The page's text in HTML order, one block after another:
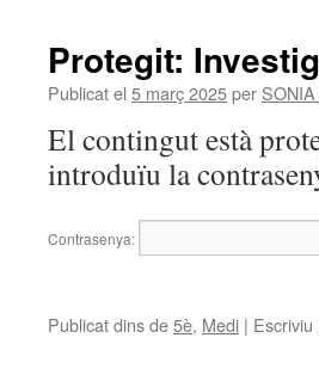
Protegit:
Publicat el 5 març 2025per
El contingut està
introduïu la
Contrasenya:
Publicat dins de5è, Medi |